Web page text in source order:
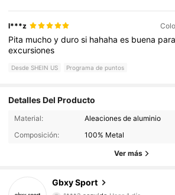
l***z
Pita muchoydurosi hahahaes buena para
excursiones
Desde SHEIN US Programa de puntos
Detalles Del Producto
Material:
Aleaciones de aluminio
Composición:
100% Metal
Ver más
Gbxy Sport
1.6K Seguidores
1***2seguido